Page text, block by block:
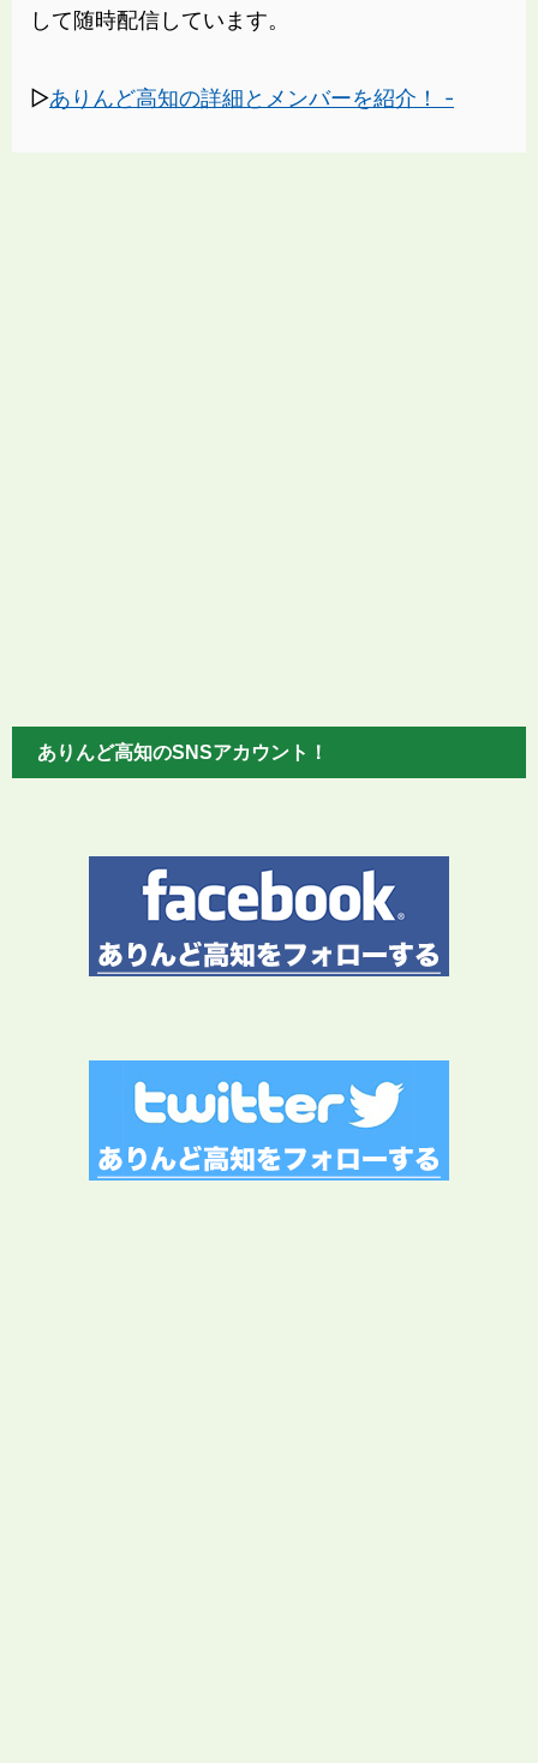
して随時配信しています。
▷ありんど高知の詳細とメンバーを紹介！ -
ありんど高知のSNSアカウント！